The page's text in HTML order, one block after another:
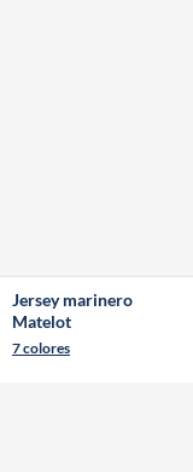
Jersey marinero
Matelot
7 colores